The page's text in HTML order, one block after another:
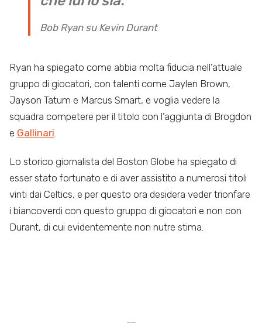
Bob Ryan su Kevin Durant
Ryan ha spiegato come abbia molta fiducia nell’attuale
gruppo di giocatori, con talenti come Jaylen Brown,
Jayson Tatum e Marcus Smart, e voglia vedere la
squadra competere per il titolo con l’aggiunta di Brogdon
e Gallinari.
Lo storico giornalista del Boston Globe ha spiegato di
esser stato fortunato e di aver assistito a numerosi titoli
vinti dai Celtics, e per questo ora desidera veder trionfare
i biancoverdi con questo gruppo di giocatori e non con
Durant, di cui evidentemente non nutre stima.